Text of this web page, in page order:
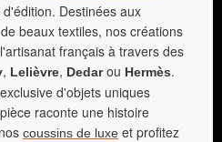
Destinées aux
beaux textiles, nos créations
français à travers des
, Lelièvre, Dedarou Hermès.
d'objets uniques
raconte une histoire
coussins de luxe et profitez